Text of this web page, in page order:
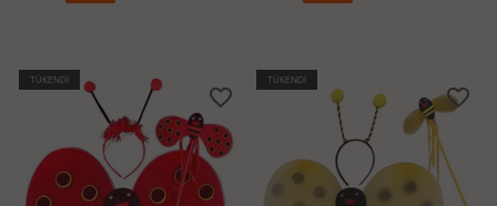
TÜKENDİ
favorite_border
TÜKENDİ
favorite_border